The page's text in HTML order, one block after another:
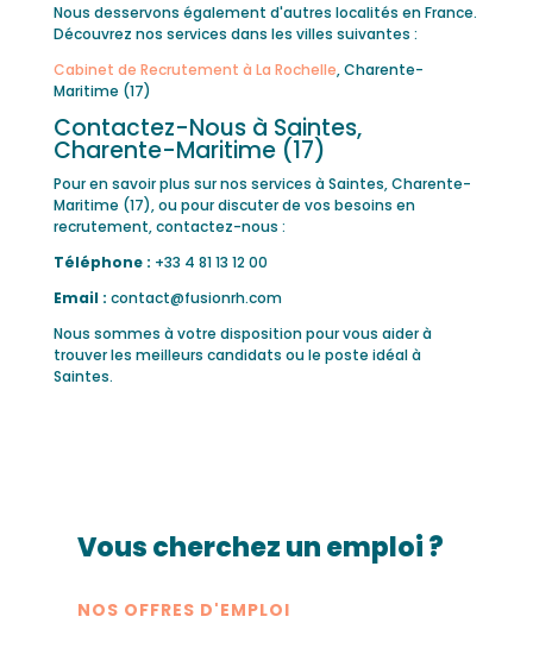
Nous desservons également d'autres localités en France.
Découvrez nos services dans les villes suivantes :
Cabinet de Recrutement à La Rochelle, Charente-
Maritime (17)
Contactez-Nous à Saintes,
Charente-Maritime (17)
Pour en savoir plus sur nos services à Saintes, Charente-
Maritime (17), ou pour discuter de vos besoins en
recrutement, contactez-nous :
Téléphone : +33 4 81 13 12 00
Email : contact@fusionrh.com
Nous sommes à votre disposition pour vous aider à
trouver les meilleurs candidats ou le poste idéal à
Saintes.
Vous cherchez un emploi ?
NOS OFFRES D'EMPLOI